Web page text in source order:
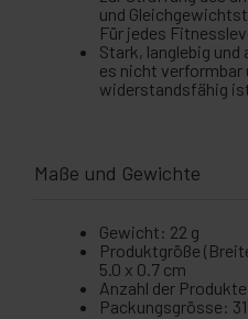
und
Für jedes
Stark, langlebig
es nicht verformbar
widerstandsfähig
Maße und Gewichte
Gewicht: 22 g
Produktgröße
5.0 x 0.7 cm
Anzahl der
Packungsgrösse: